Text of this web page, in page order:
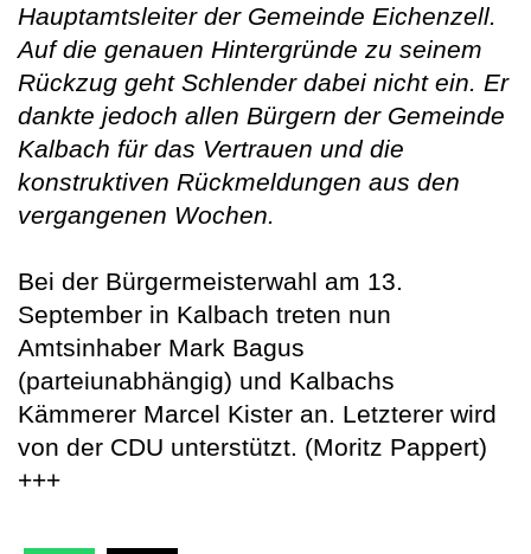
Hauptamtsleiter der Gemeinde Eichenzell.
Auf die genauen Hintergründe zu seinem
Rückzug geht Schlender dabei nicht ein. Er
dankte jedoch allen Bürgern der Gemeinde
Kalbach für das Vertrauen und die
konstruktiven Rückmeldungen aus den
vergangenen Wochen.
Bei der Bürgermeisterwahl am 13.
September in Kalbach treten nun
Amtsinhaber Mark Bagus
(parteiunabhängig) und Kalbachs
Kämmerer Marcel Kister an. Letzterer wird
von der CDU unterstützt. (Moritz Pappert)
+++